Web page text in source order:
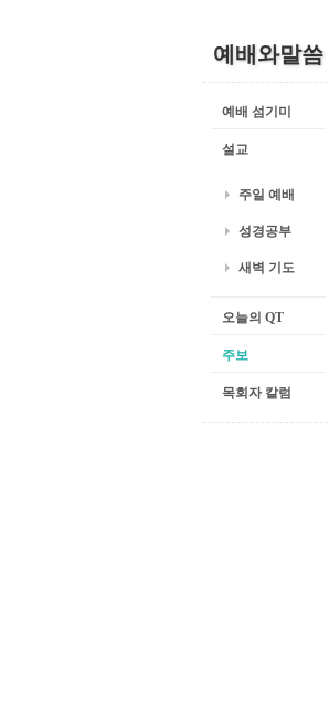
예배와말씀
예배 섬기미
설교
주일 예배
성경공부
새벽 기도
오늘의 QT
주보
목회자 칼럼